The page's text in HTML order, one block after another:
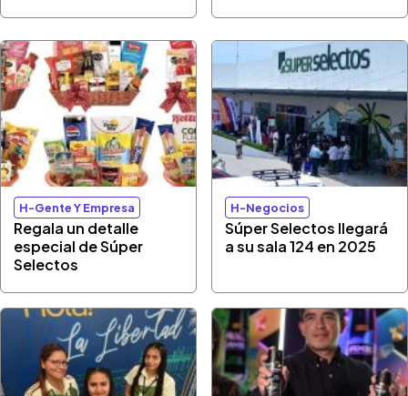
H-Gente Y Empresa
Regala un detalle
especial de Súper
Selectos
H-Negocios
Súper Selectos llegará
a su sala 124 en 2025